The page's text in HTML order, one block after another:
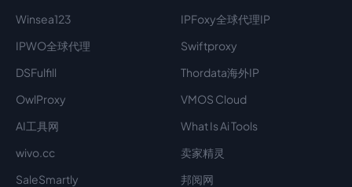
Winsea123
IPFoxy全球代理IP
IPWO全球代理
Swiftproxy
DSFulfill
Thordata海外IP
OwlProxy
VMOS Cloud
AI工具网
What Is Ai Tools
wivo.cc
卖家精灵
SaleSmartly
邦阅网